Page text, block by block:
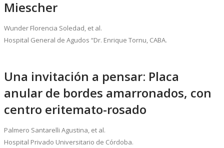
Miescher
Wunder Florencia Soledad, et al.
Hospital General de Agudos “Dr. Enrique Tornu, CABA.
Una invitación a pensar: Placa
anular de bordes amarronados, con
centro eritemato-rosado
Palmero Santarelli Agustina, et al.
Hospital Privado Universitario de Córdoba.